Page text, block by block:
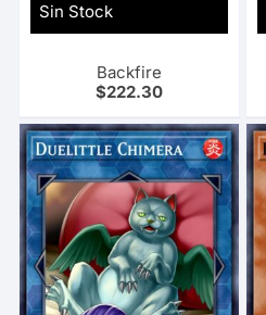
Sin Stock
Backfire
$222.30